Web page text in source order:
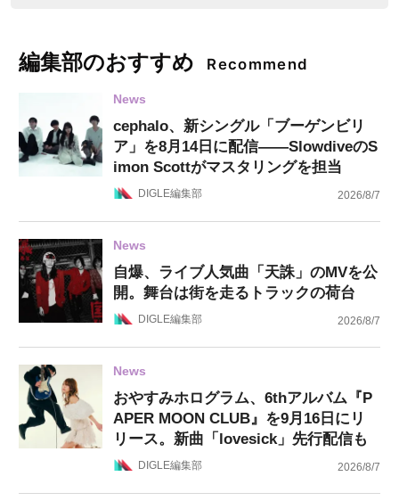
編集部のおすすめ Recommend
News
cephalo、新シングル「ブーゲンビリ
ア」を8月14日に配信——SlowdiveのS
imon Scottがマスタリングを担当
DIGLE編集部 2026/8/7
News
自爆、ライブ人気曲「天誅」のMVを公
開。舞台は街を走るトラックの荷台
DIGLE編集部 2026/8/7
News
おやすみホログラム、6thアルバム『P
APER MOON CLUB』を9月16日にリ
リース。新曲「lovesick」先行配信も
DIGLE編集部 2026/8/7